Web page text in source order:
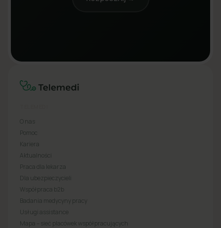
O nas
Pomoc
Kariera
Aktualności
Praca dla lekarza
Dla ubezpieczycieli
Współpraca b2b
Badania medycyny pracy
Usługi assistance
Mapa – sieć placówek współpracujących